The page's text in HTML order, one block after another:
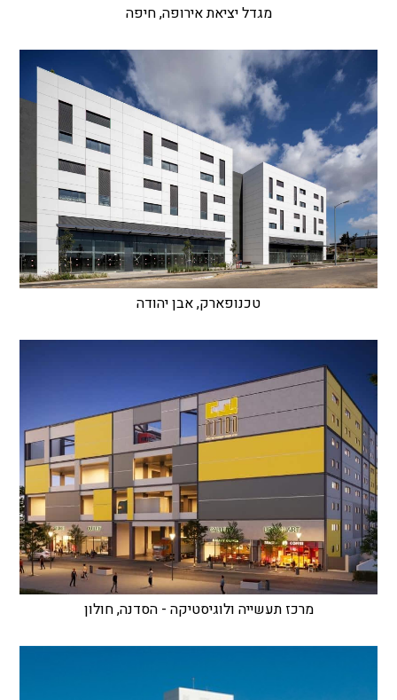
מגדל יציאת אירופה, חיפה
טכנופארק, אבן יהודה
מרכז תעשייה ולוגיסטיקה - הסדנה, חולון